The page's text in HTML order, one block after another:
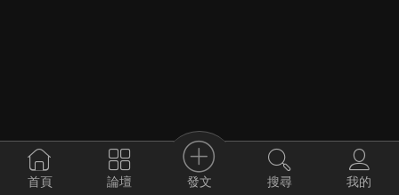
首頁 論壇 發文 搜尋 我的